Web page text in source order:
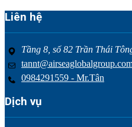
Liên hệ
Tầng 8, số 82 Trần Thái
0984291559 - Mr.Tân
Dịch vụ